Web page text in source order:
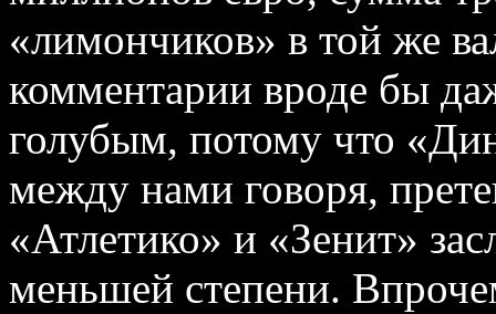
«лимончиков» в той же
комментарии вроде бы
голубым, потому что
между нами говоря,
«Атлетико» и «Зенит»
меньшей степени.